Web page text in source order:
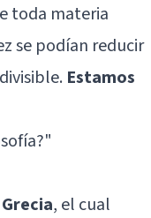
toda materia
se podían reducir
Estamos
"
, el cual